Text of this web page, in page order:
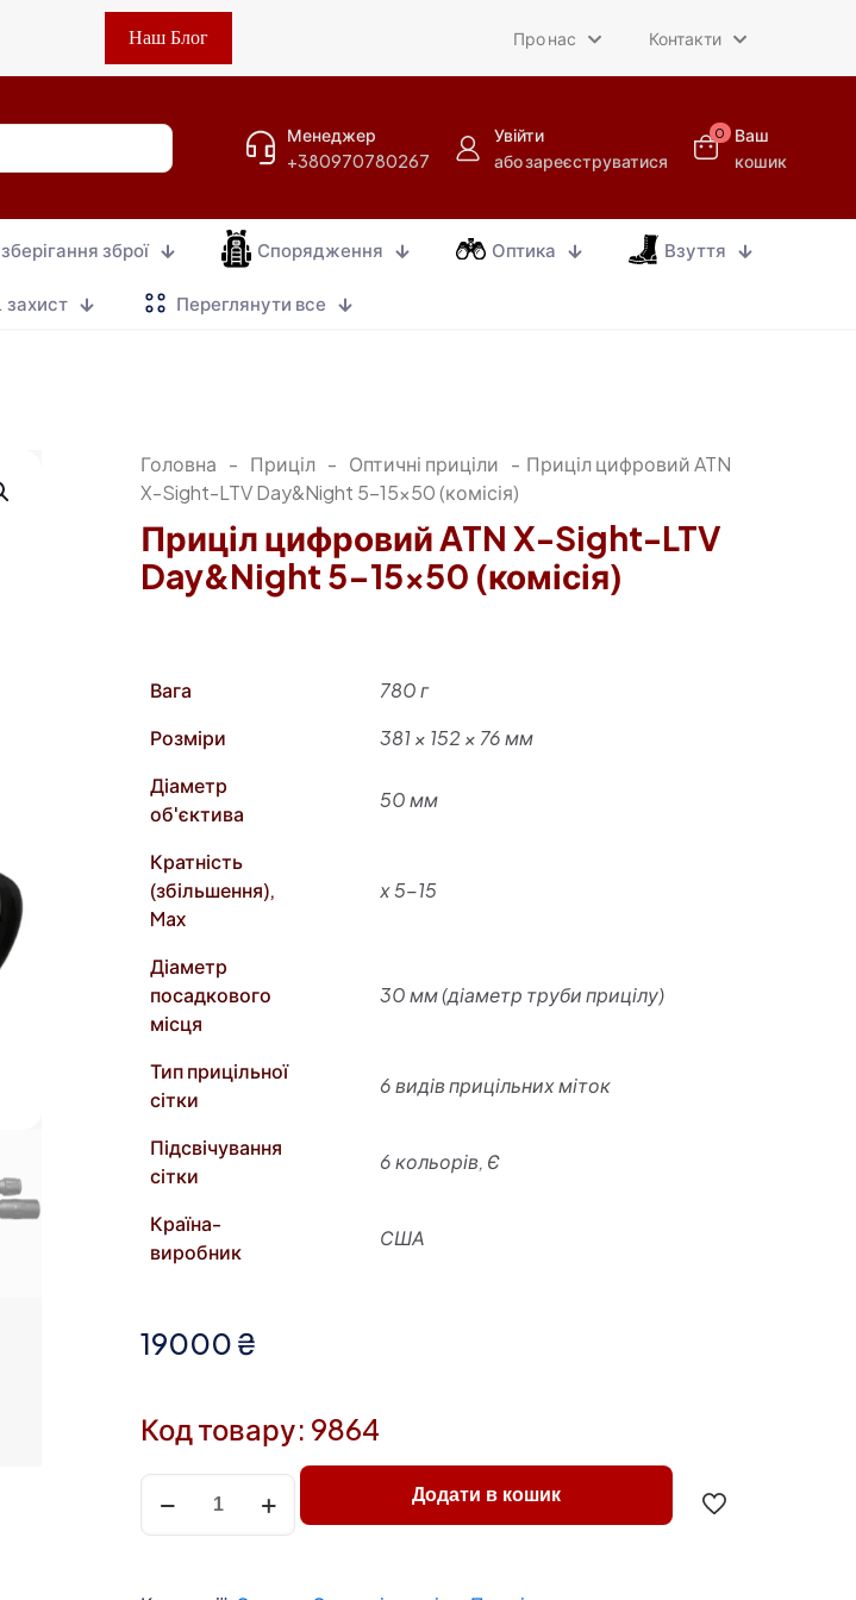
Наш Блог Про нас Контакти
Менеджер
+380970780267
Увійти
або зареєструватися
0
Ваш
кошик
зброї Спорядження Оптика Взуття
захист Переглянути все
Головна - Приціл - Оптичні приціли - Приціл цифровий ATN
X-Sight-LTV Day&Night 5-15×50 (комісія)
Приціл цифровий ATN X-Sight-LTV
Day&Night 5-15×50 (комісія)
Вага
780 г
Розміри
381 × 152 × 76 мм
Діаметр
об'єктива
50 мм
Кратність
(збільшення),
Max
х 5-15
Діаметр
посадкового
місця
30 мм (діаметр труби прицілу)
Тип прицільної
сітки
6 видів прицільних міток
Підсвічування
сітки
6 кольорів, Є
Країна-
виробник
США
19000 ₴
Код товару: 9864
Приціл
цифровий
ATN
Додати в кошик